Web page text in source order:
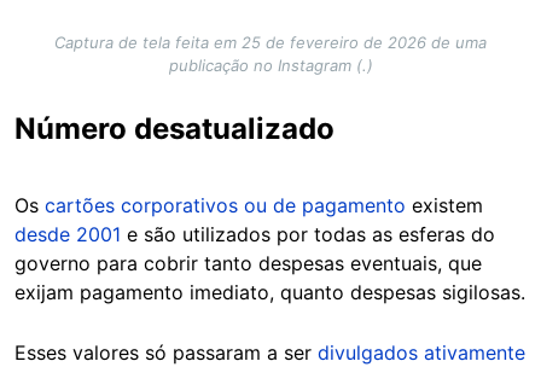
Captura de tela feita em 25 de fevereiro de 2026 de uma
publicação no Instagram (.)
Número desatualizado
Os cartões corporativos ou de pagamento existem
desde 2001 e são utilizados por todas as esferas do
governo para cobrir tanto despesas eventuais, que
exijam pagamento imediato, quanto despesas sigilosas.
Esses valores só passaram a ser divulgados ativamente